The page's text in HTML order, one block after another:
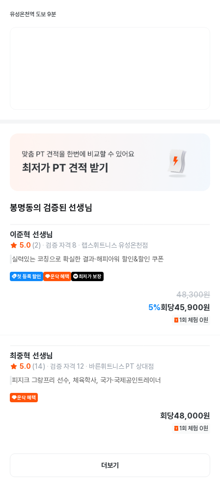
유성온천역 도보 9분
봉명동의 검증된 선생님
이준혁 선생님
5.0 (2) 검증 자격 8
랩스휘트니스 유성온천점
실력있는 코칭으로 확실한 결과·해피아워 할인&할인 쿠폰
첫 등록 할인 운닥 혜택 최저가 보장
48,300원
5%회당45,900원
1회 체험 0원
최중혁 선생님
5.0 (14) 검증 자격 12
바른휘트니스 PT 상대점
피지크 그랑프리 선수, 체육학사, 국가·국제공인트레이너
운닥 혜택
회당48,000원
1회 체험 0원
더보기